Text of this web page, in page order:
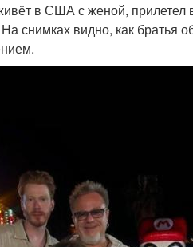
в США с женой,
снимках видно, как братья